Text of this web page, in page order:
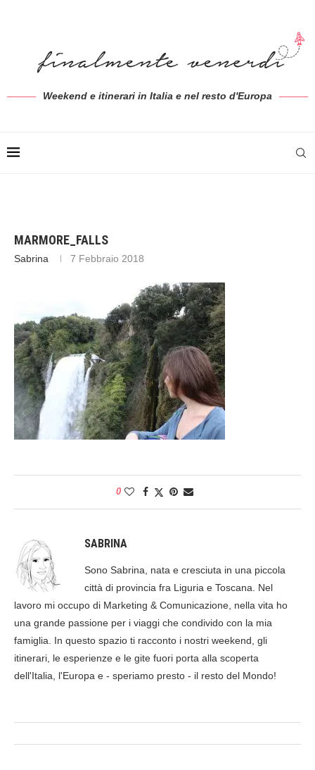
Weekend e itinerari in Italia e nel resto d'Europa
MARMORE_FALLS
Sabrina 7 Febbraio 2018
0
SABRINA
Sono Sabrina, nata e cresciuta in una piccola
città di provincia fra Liguria e Toscana. Nel
lavoro mi occupo di Marketing & Comunicazione, nella vita ho
una grande passione per i viaggi che condivido con la mia
famiglia. In questo spazio ti racconto i nostri weekend, gli
itinerari, le esperienze e le gite fuori porta alla scoperta
dell'Italia, l'Europa e - speriamo presto - il resto del Mondo!